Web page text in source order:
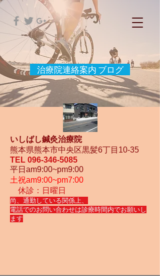
治療院連絡案内 ブログ
いしばし鍼灸治療院
熊本県熊本市中央区黒髪6丁目10-35
TEL 096-346-5085
平日am9:00~pm9:00
土祝am9:00~pm7:00
休診：日曜日
尚、通勤している関係上、
電話でのお問い合わせは診療時間内でお願いし
ます